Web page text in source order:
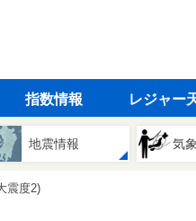
指数情報 レジャー
地震情報 気
震度2)